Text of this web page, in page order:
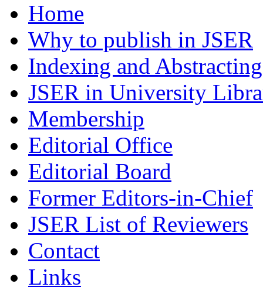
Home
Why to publish in JSER
Indexing and Abstracting
JSER in University
Membership
Editorial Office
Editorial Board
Former Editors-in-Chief
JSER List of Reviewers
Contact
Links